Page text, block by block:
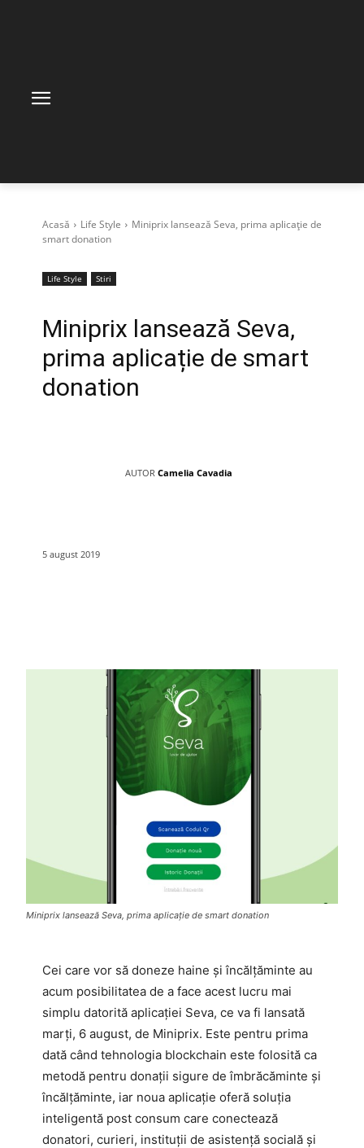
Acasă Life Style
Miniprix lansează Seva, prima aplicație de
smart donation
Life Style Stiri
Miniprix lansează Seva,
prima aplicație de smart
donation
AUTOR Camelia Cavadia
5 august 2019
Miniprix lansează Seva, prima aplicație de smart donation
Cei care vor să doneze haine și încălțăminte au
acum posibilitatea de a face acest lucru mai
simplu datorită aplicației Seva, ce va fi lansată
marți, 6 august, de Miniprix. Este pentru prima
dată când tehnologia blockchain este folosită ca
metodă pentru donații sigure de îmbrăcăminte și
încălțăminte, iar noua aplicație oferă soluția
inteligentă post consum care conectează
donatori, curieri, instituții de asistență socială și